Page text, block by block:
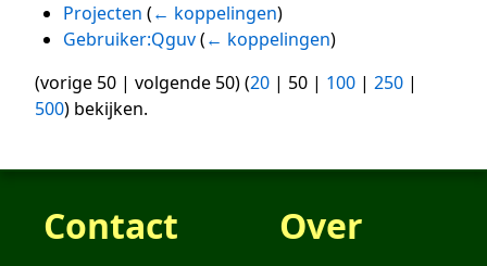
Projecten (← koppelingen)
Gebruiker:Qguv (← koppelingen)
(vorige 50 | volgende 50) (20 | 50 | 100 | 250 |
500) bekijken.
Contact Over